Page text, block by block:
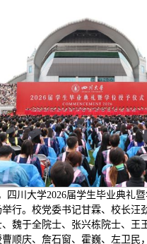
四川大学2026届学生毕业典礼
行。校党委书记甘霖、校长汪
魏于全院士、张兴栋院士、王
顺庆、詹石窗、霍巍、左卫民